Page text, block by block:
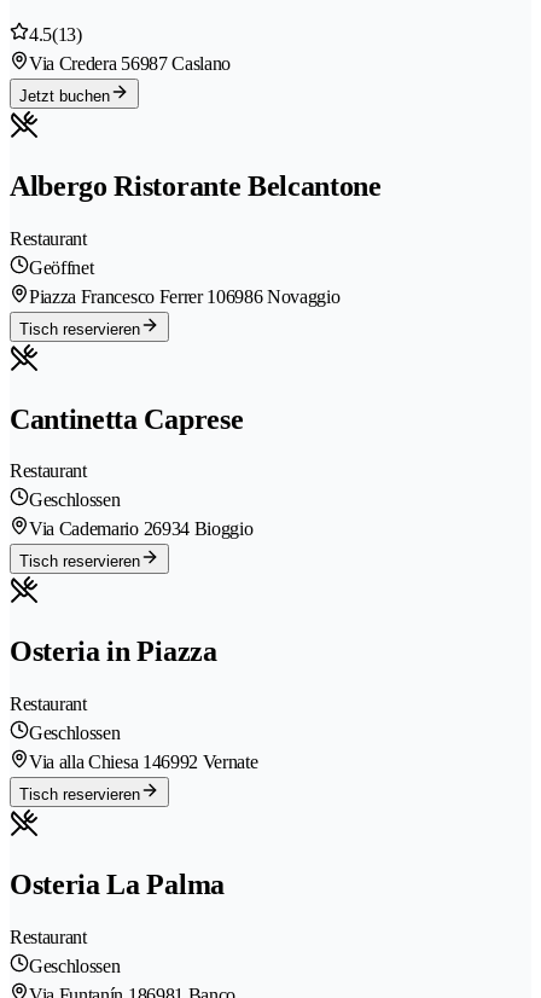
4.5(13)
Via Credera 56987 Caslano
Jetzt buchen
Albergo Ristorante Belcantone
Restaurant
Geöffnet
Piazza Francesco Ferrer 106986 Novaggio
Tisch reservieren
Cantinetta Caprese
Restaurant
Geschlossen
Via Cademario 26934 Bioggio
Tisch reservieren
Osteria in Piazza
Restaurant
Geschlossen
Via alla Chiesa 146992 Vernate
Tisch reservieren
Osteria La Palma
Restaurant
Geschlossen